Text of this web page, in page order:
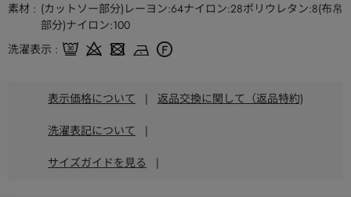
素材
(カットソー部分)レーヨン:64ナイロン:28ポリウレタン:8(布帛
部分)ナイロン:100
洗濯表示
表示価格について | 返品交換に関して（返品特約)
洗濯表記について |
サイズガイドを見る |